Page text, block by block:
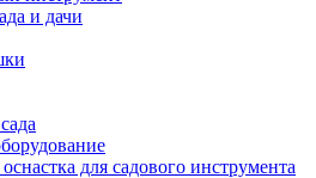
и дачи
для садового инструмента